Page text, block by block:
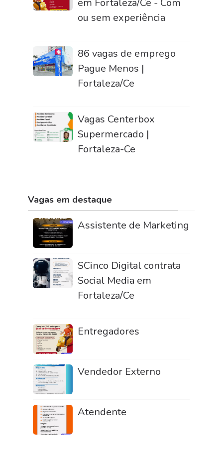
em Fortaleza/Ce - Com
ou sem experiência
86 vagas de emprego
Pague Menos |
Fortaleza/Ce
Vagas Centerbox
Supermercado |
Fortaleza-Ce
Vagas em destaque
Assistente de Marketing
SCinco Digital contrata
Social Media em
Fortaleza/Ce
Entregadores
Vendedor Externo
Atendente